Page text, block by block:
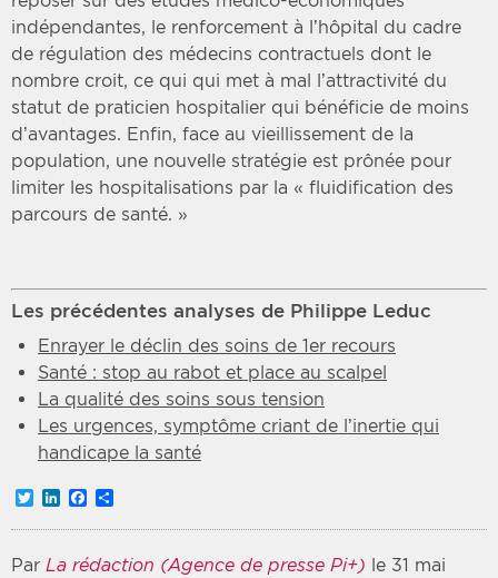
indépendantes, le renforcement à l’hôpital du cadre
de régulation des médecins contractuels dont le
nombre croit, ce qui qui met à mal l’attractivité du
statut de praticien hospitalier qui bénéficie de moins
d’avantages. Enfin, face au vieillissement de la
population, une nouvelle stratégie est prônée pour
limiter les hospitalisations par la « fluidification des
parcours de santé. »
Les précédentes analyses de Philippe Leduc
Enrayer le déclin des soins de 1er recours
Santé : stop au rabot et place au scalpel
La qualité des soins sous tension
Les urgences, symptôme criant de l’inertie qui
handicape la santé
TwitterLinkedInFacebook
Par La rédaction (Agence de presse Pi+) le 31 mai